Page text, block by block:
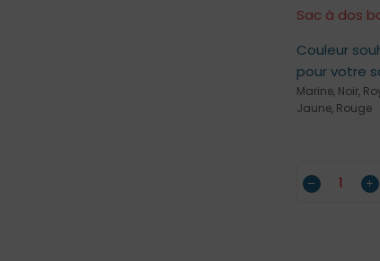
Sac à dos
Couleur
pour votre
Marine, Noir,
Jaune, Rouge